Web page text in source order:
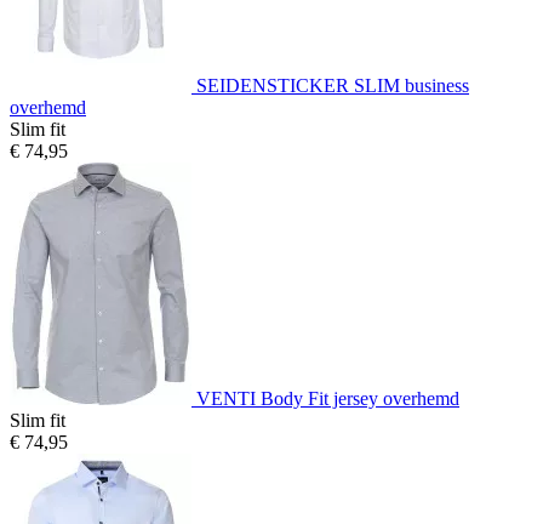
SEIDENSTICKER SLIM business
overhemd
Slim fit
€ 74,95
VENTI Body Fit jersey overhemd
Slim fit
€ 74,95